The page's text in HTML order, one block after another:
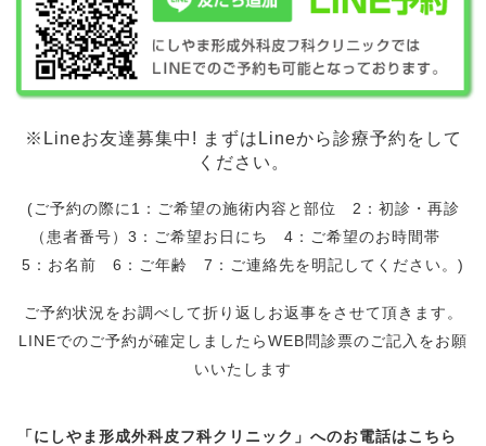
※Lineお友達募集中! まずはLineから診療予約をして
ください。
(ご予約の際に1：ご希望の施術内容と部位 2：初診・再診
（患者番号）3：ご希望お日にち 4：ご希望のお時間帯
5：お名前 6：ご年齢 7：ご連絡先を明記してください。)
ご予約状況をお調べして折り返しお返事をさせて頂きます。
LINEでのご予約が確定しましたらWEB問診票のご記入をお願
いいたします
「にしやま形成外科皮フ科クリニック」へのお電話はこちら